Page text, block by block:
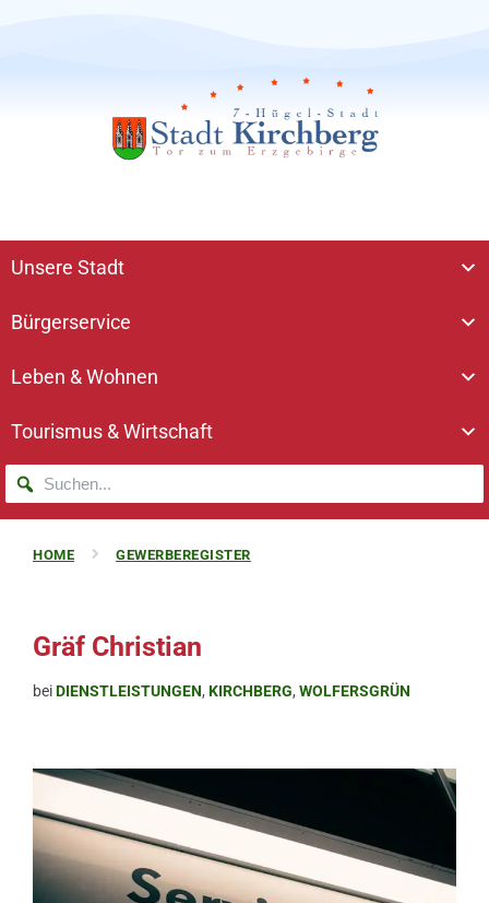
Unsere Stadt
Bürgerservice
Leben & Wohnen
Tourismus & Wirtschaft
HOME GEWERBEREGISTER
Gräf Christian
beiDIENSTLEISTUNGEN, KIRCHBERG, WOLFERSGRÜN